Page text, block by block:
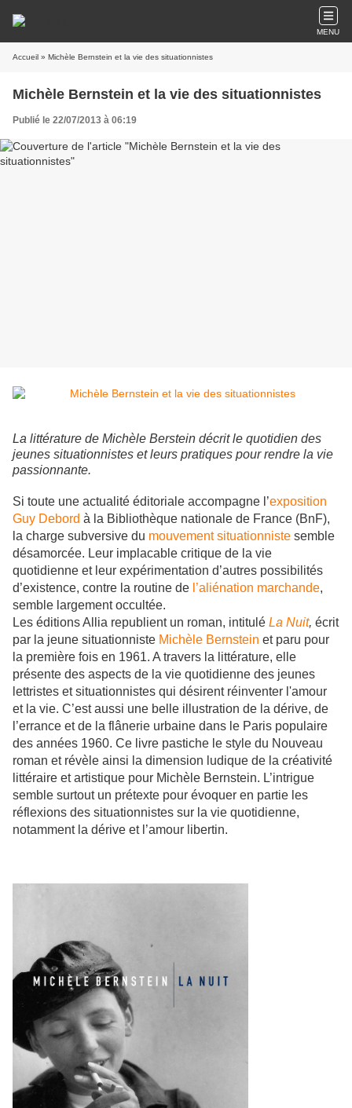
MENU
Accueil » Michèle Bernstein et la vie des situationnistes
Michèle Bernstein et la vie des situationnistes
Publié le 22/07/2013 à 06:19
La littérature de Michèle Berstein décrit le quotidien des
jeunes situationnistes et leurs pratiques pour rendre la vie
passionnante.
Si toute une actualité éditoriale accompagne l’exposition
Guy Debord à la Bibliothèque nationale de France (BnF),
la charge subversive du mouvement situationniste semble
désamorcée. Leur implacable critique de la vie
quotidienne et leur expérimentation d’autres possibilités
d’existence, contre la routine de l’aliénation marchande,
semble largement occultée.
Les éditions Allia republient un roman, intitulé La Nuit, écrit
par la jeune situationniste Michèle Bernstein et paru pour
la première fois en 1961. A travers la littérature, elle
présente des aspects de la vie quotidienne des jeunes
lettristes et situationnistes qui désirent réinventer l'amour
et la vie. C’est aussi une belle illustration de la dérive, de
l’errance et de la flânerie urbaine dans le Paris populaire
des années 1960. Ce livre pastiche le style du Nouveau
roman et révèle ainsi la dimension ludique de la créativité
littéraire et artistique pour Michèle Bernstein. L’intrigue
semble surtout un prétexte pour évoquer en partie les
réflexions des situationnistes sur la vie quotidienne,
notamment la dérive et l’amour libertin.